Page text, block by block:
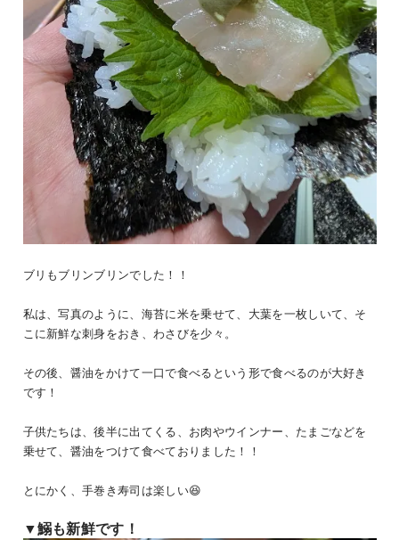
ブリもブリンブリンでした！！
私は、写真のように、海苔に米を乗せて、大葉を一枚しいて、そ
こに新鮮な刺身をおき、わさびを少々。
その後、醤油をかけて一口で食べるという形で食べるのが大好き
です！
子供たちは、後半に出てくる、お肉やウインナー、たまごなどを
乗せて、醤油をつけて食べておりました！！
とにかく、手巻き寿司は楽しい😆
▼鰯も新鮮です！